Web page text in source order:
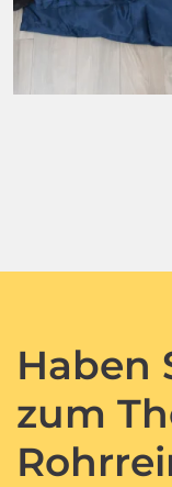
Haben
zum